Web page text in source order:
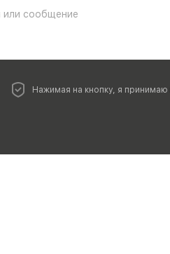
или сообщение
Нажимая на кнопку, я принимаю